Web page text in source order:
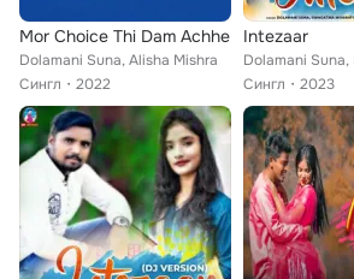
Mor Choice Thi Dam Achhe
Dolamani Suna, Alisha Mishra
Сингл
2022
Intezaar
Сингл
2023